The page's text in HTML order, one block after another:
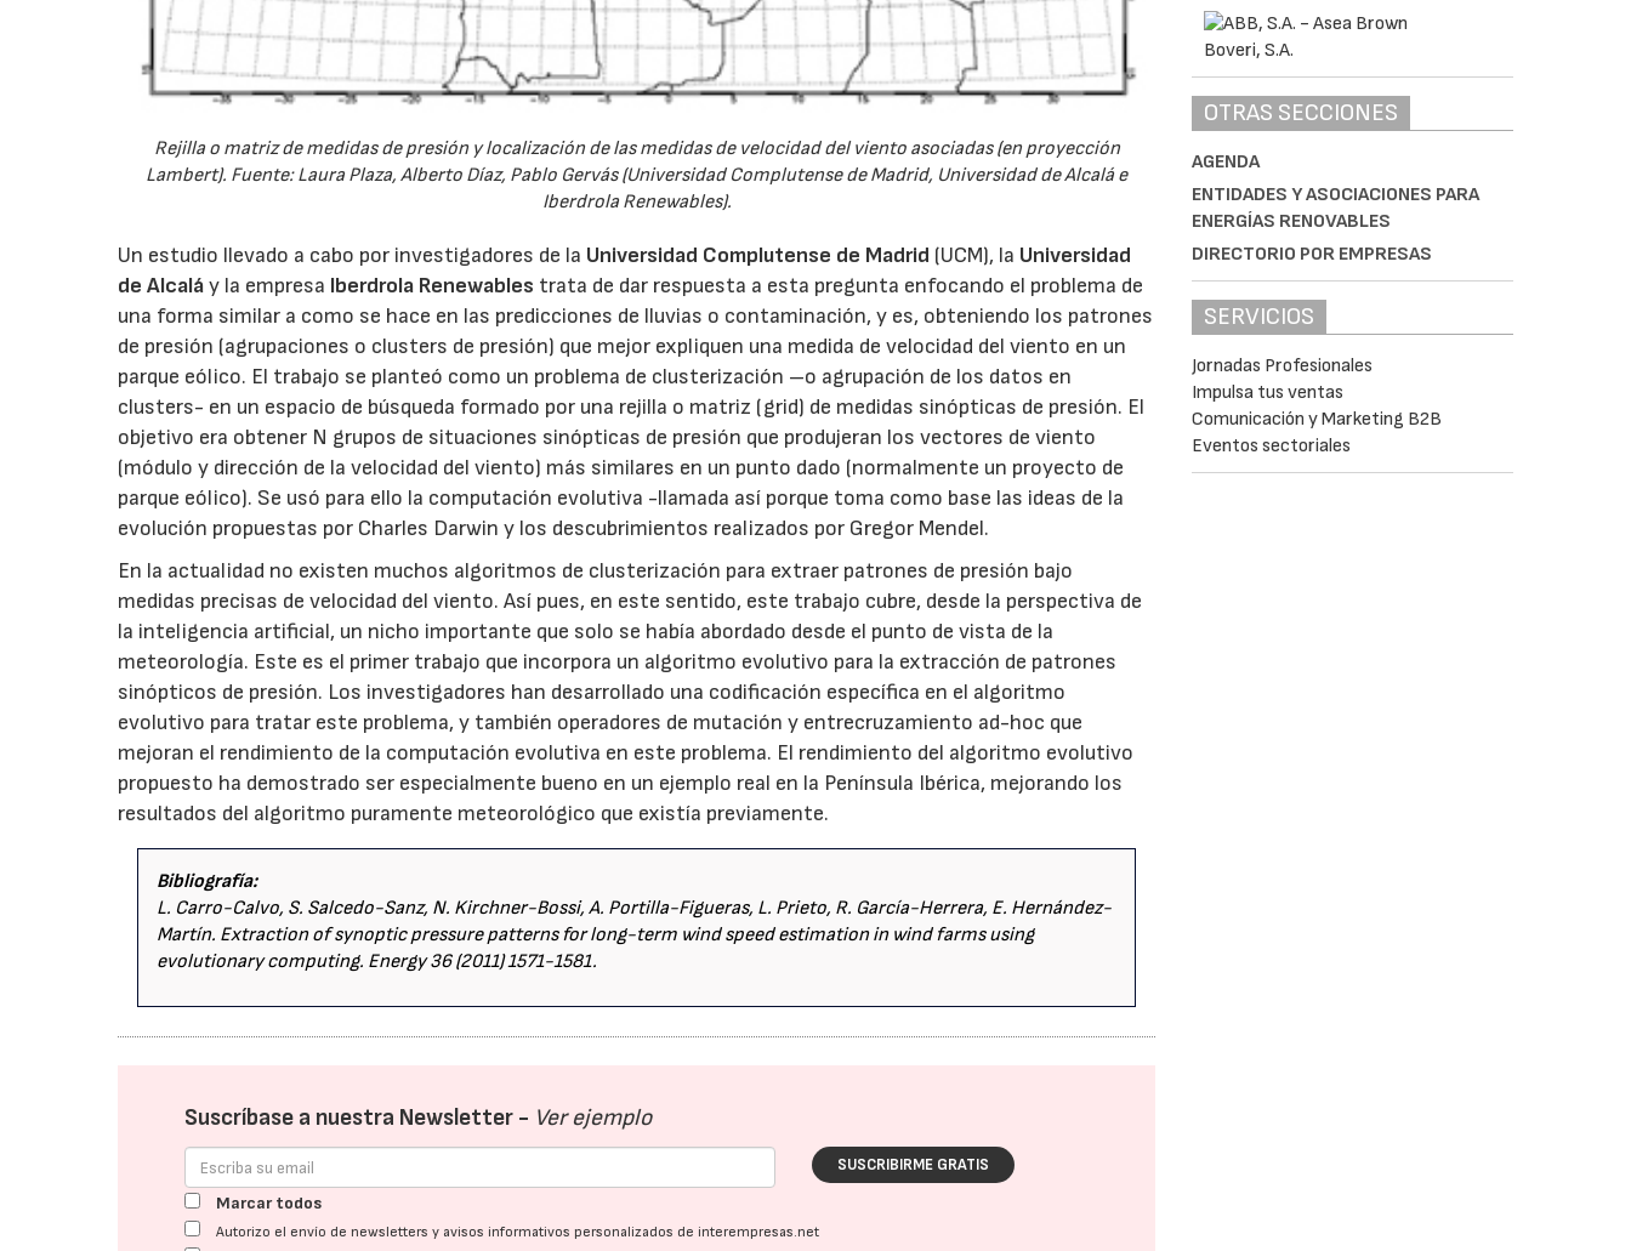
Rejilla o matriz de medidas de presión y localización de las medidas de velocidad del viento asociadas (en proyección
Lambert). Fuente: Laura Plaza, Alberto Díaz, Pablo Gervás (Universidad Complutense de Madrid, Universidad de Alcalá e
Iberdrola Renewables).
Un estudio llevado a cabo por investigadores de la Universidad Complutense de Madrid (UCM), la Universidad
de Alcaláy la empresa Iberdrola Renewables trata de dar respuesta a esta pregunta enfocando el problema de
una forma similar a como se hace en las predicciones de lluvias o contaminación, y es, obteniendo los patrones
de presión (agrupaciones o clusters de presión) que mejor expliquen una medida de velocidad del viento en un
parque eólico. El trabajo se planteó como un problema de clusterización –o agrupación de los datos en
clusters- en un espacio de búsqueda formado por una rejilla o matriz (grid) de medidas sinópticas de presión. El
objetivo era obtener N grupos de situaciones sinópticas de presión que produjeran los vectores de viento
(módulo y dirección de la velocidad del viento) más similares en un punto dado (normalmente un proyecto de
parque eólico). Se usó para ello la computación evolutiva -llamada así porque toma como base las ideas de la
evolución propuestas por Charles Darwin y los descubrimientos realizados por Gregor Mendel.
En la actualidad no existen muchos algoritmos de clusterización para extraer patrones de presión bajo
medidas precisas de velocidad del viento. Así pues, en este sentido, este trabajo cubre, desde la perspectiva de
la inteligencia artificial, un nicho importante que solo se había abordado desde el punto de vista de la
meteorología. Este es el primer trabajo que incorpora un algoritmo evolutivo para la extracción de patrones
sinópticos de presión. Los investigadores han desarrollado una codificación específica en el algoritmo
evolutivo para tratar este problema, y también operadores de mutación y entrecruzamiento ad-hoc que
mejoran el rendimiento de la computación evolutiva en este problema. El rendimiento del algoritmo evolutivo
propuesto ha demostrado ser especialmente bueno en un ejemplo real en la Península Ibérica, mejorando los
resultados del algoritmo puramente meteorológico que existía previamente.
Bibliografía:
L. Carro-Calvo, S. Salcedo-Sanz, N. Kirchner-Bossi, A. Portilla-Figueras, L. Prieto, R. García-Herrera, E. Hernández-
Martín. Extraction of synoptic pressure patterns for long-term wind speed estimation in wind farms using
evolutionary computing. Energy 36 (2011) 1571-1581.
Suscríbase a nuestra Newsletter - Ver ejemplo
SUSCRIBIRME GRATIS
Marcar todos
Autorizo el envío de newsletters y avisos informativos personalizados de interempresas.net
OTRAS SECCIONES
AGENDA
ENTIDADES Y ASOCIACIONES PARA
ENERGÍAS RENOVABLES
DIRECTORIO POR EMPRESAS
SERVICIOS
Jornadas Profesionales
Impulsa tus ventas
Comunicación y Marketing B2B
Eventos sectoriales